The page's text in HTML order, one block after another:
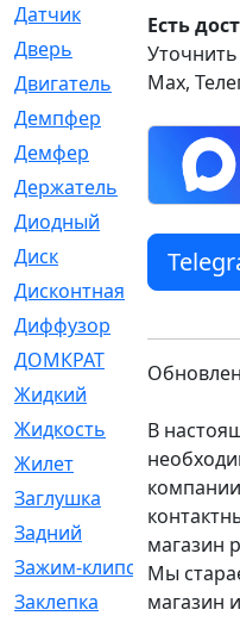
Датчик
Дверь
Двигатель
Демпфер
Демфер
[1]
Держатель
[5]
Диодный
Диск
Дисконтная
Диффузор
ДОМКРАТ
Жидкий
Жидкость
Жилет
Заглушка
[21]
Задний
Зажим-клипса
Заклепка
[1]
Есть
Max,
В
магазин
Мы
магазин